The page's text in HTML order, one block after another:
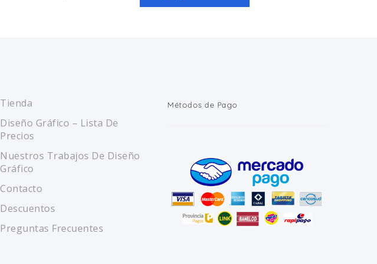
Tienda
Diseño Gráfico – Lista De
Precios
Nuestros Trabajos De Diseño
Gráfico
Contacto
Descuentos
Preguntas Frecuentes
Métodos de Pago